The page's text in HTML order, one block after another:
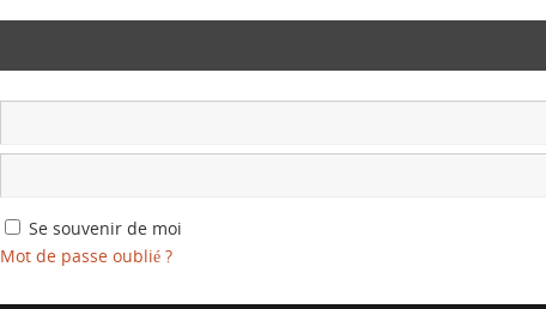
Se souvenir de moi
Mot de passe oublié ?